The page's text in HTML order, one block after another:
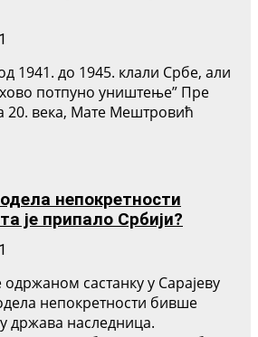
1941. до 1945. клали Србе, али
потпуно уништење” Пре
20. века, Мате Мештровић
непокретности
је припало Србији?
одржаном састанку у Сарајеву
непокретности бивше
држава наследница.